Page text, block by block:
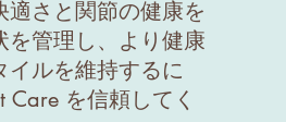
さと関節の健康を
管理し、より健康
イルを維持するに
Care を信頼してく